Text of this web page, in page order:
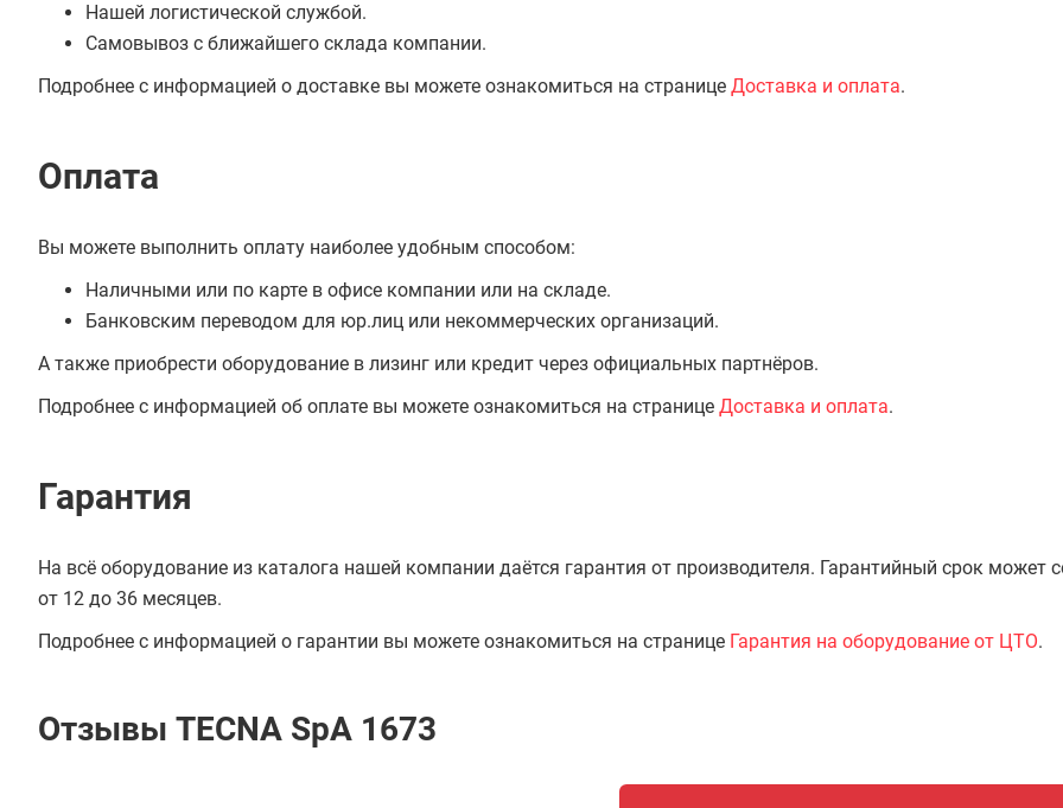
Нашей логистической службой.
Самовывоз с ближайшего склада компании.
Подробнее с информацией о доставке вы можете ознакомиться на странице Доставка и оплата.
Оплата
Вы можете выполнить оплату наиболее удобным способом:
Наличными или по карте в офисе компании или на складе.
Банковским переводом для юр.лиц или некоммерческих организаций.
А также приобрести оборудование в лизинг или кредит через официальных партнёров.
Подробнее с информацией об оплате вы можете ознакомиться на странице Доставка и оплата.
Гарантия
На всё оборудование из каталога нашей компании даётся гарантия от производителя. Гарантийный срок может
от 12 до 36 месяцев.
Подробнее с информацией о гарантии вы можете ознакомиться на странице Гарантия на оборудование от ЦТО.
Отзывы TECNA SpA 1673